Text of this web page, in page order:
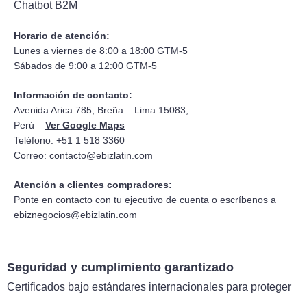
Chatbot B2M
Horario de atención:
Lunes a viernes de 8:00 a 18:00 GTM-5
Sábados de 9:00 a 12:00 GTM-5
Información de contacto:
Avenida Arica 785, Breña – Lima 15083,
Perú – Ver Google Maps
Teléfono: +51 1 518 3360
Correo: contacto@ebizlatin.com
Atención a clientes compradores:
Ponte en contacto con tu ejecutivo de cuenta o escríbenos a
ebiznegocios@ebizlatin.com
Seguridad y cumplimiento garantizado
Certificados bajo estándares internacionales para proteger